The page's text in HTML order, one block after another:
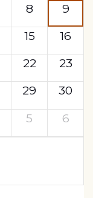
8
9
15
16
22
23
29
30
5 6